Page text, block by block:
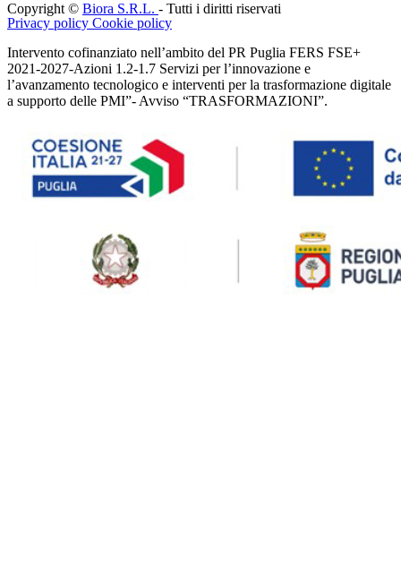
Copyright © Biora S.R.L. - Tutti i diritti riservati
Privacy policy Cookie policy
Intervento cofinanziato nell’ambito del PR Puglia FERS FSE+
2021-2027-Azioni 1.2-1.7 Servizi per l’innovazione e
l’avanzamento tecnologico e interventi per la trasformazione digitale
a supporto delle PMI”- Avviso “TRASFORMAZIONI”.